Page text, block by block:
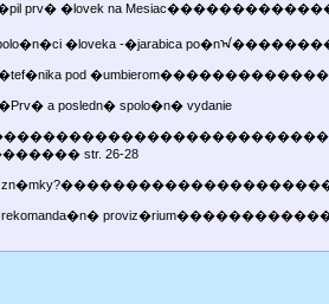
vst�pil prv� �lovek na
- spolo�n�ci �loveka -�jarabica
R. �tef�nika pod
a posledn� spolo�n� vydanie
�
str. 26-28
poloha
rekomanda�n�